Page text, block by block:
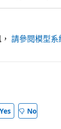
請參閱模型系
Yes No